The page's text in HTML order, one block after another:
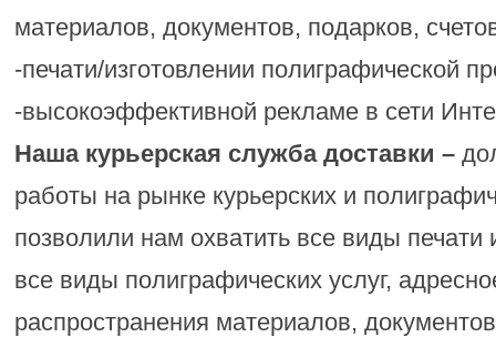
материалов, документов, подарков,
-печати/изготовлении полиграфической
-высокоэффективной рекламе в сети
Наша курьерская служба доставки –
работы на рынке курьерских и
позволили нам охватить все виды печати
все виды полиграфических услуг,
распространения материалов,